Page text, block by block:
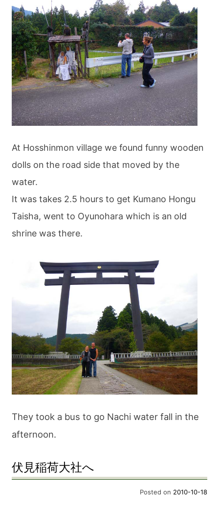
At Hosshinmon village we found funny wooden
dolls on the road side that moved by the
water.
It was takes 2.5 hours to get Kumano Hongu
Taisha, went to Oyunohara which is an old
shrine was there.
They took a bus to go Nachi water fall in the
afternoon.
伏見稲荷大社へ
Posted on 2010-10-18